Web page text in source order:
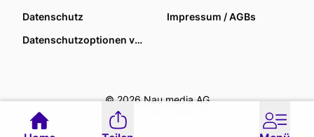
Datenschutz
Impressum / AGBs
Datenschutzoptionen verwalten
© 2026 Nau media AG